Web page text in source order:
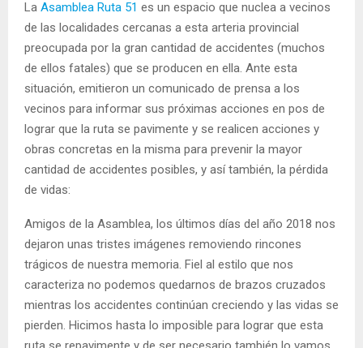
La Asamblea Ruta 51 es un espacio que nuclea a vecinos
de las localidades cercanas a esta arteria provincial
preocupada por la gran cantidad de accidentes (muchos
de ellos fatales) que se producen en ella. Ante esta
situación, emitieron un comunicado de prensa a los
vecinos para informar sus próximas acciones en pos de
lograr que la ruta se pavimente y se realicen acciones y
obras concretas en la misma para prevenir la mayor
cantidad de accidentes posibles, y así también, la pérdida
de vidas:
Amigos de la Asamblea, los últimos días del año 2018 nos
dejaron unas tristes imágenes removiendo rincones
trágicos de nuestra memoria. Fiel al estilo que nos
caracteriza no podemos quedarnos de brazos cruzados
mientras los accidentes continúan creciendo y las vidas se
pierden. Hicimos hasta lo imposible para lograr que esta